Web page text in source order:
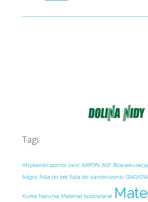
Tagi
Afrykański pomór świń ARPON ASF Bioasekuracja
folgos folia do bel folia do sianokiszonki
Kurka Naturka Materiał budowlane